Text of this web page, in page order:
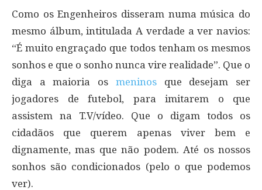
Como os Engenheiros disseram numa música do
mesmo álbum, intitulada A verdade a ver navios:
“É muito engraçado que todos tenham os mesmos
sonhos e que o sonho nunca vire realidade”. Que o
diga a maioria os meninosque desejam ser
jogadores de futebol, para imitarem o que
assistem na T.V/vídeo. Que o digam todos os
cidadãos que querem apenas viver bem e
dignamente, mas que não podem. Até os nossos
sonhos são condicionados (pelo o que podemos
ver).